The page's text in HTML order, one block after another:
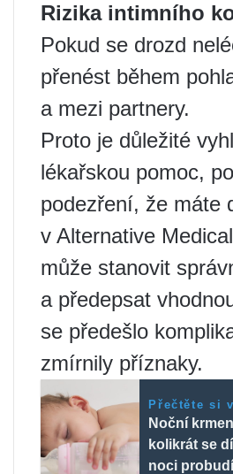
Rizika intimního
Pokud se drozd
přenést během
a mezi partnery.
Proto je důležité
lékařskou pomoc,
podezření, že máte
v Alternative
může stanovit
a předepsat
se předešlo
zmírnily příznaky.
Přečtěte si
Noční
kolikrát se
noci